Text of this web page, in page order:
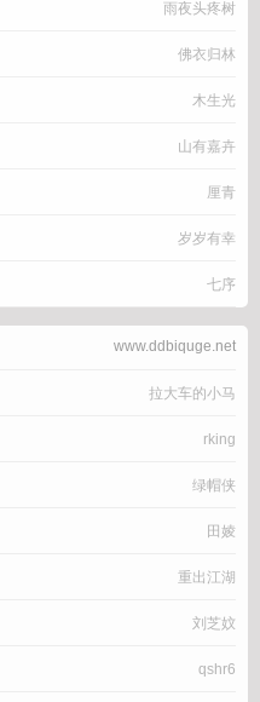
雨夜头疼树
佛衣归林
木生光
山有嘉卉
厘青
岁岁有幸
七序
www.ddbiquge.net
拉大车的小马
rking
绿帽侠
田婈
重出江湖
刘芝妏
qshr6